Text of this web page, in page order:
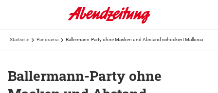
Startseite Panorama Ballermann-Party ohne Masken und Abstand schockiert Mallorca
Ballermann-Party ohne